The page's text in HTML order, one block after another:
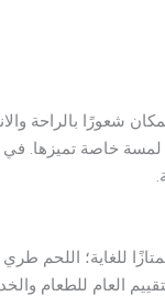
شعورًا بالراحة
السيزر كانت لذيذة وأقيّمها 8/10 رغم
للغاية؛ اللحم